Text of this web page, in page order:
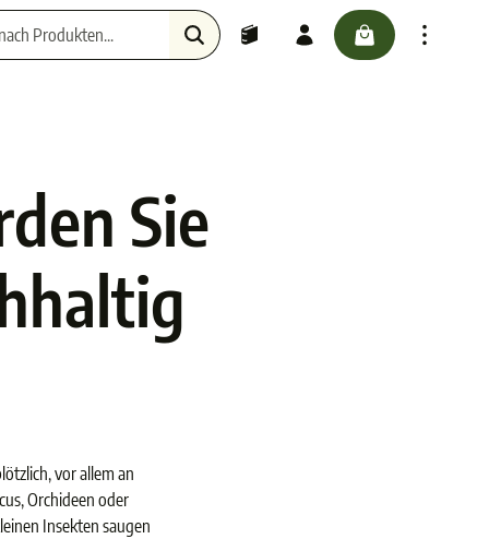
Haustiere
Sie
vor allem an
Orchideen oder
Insekten saugen